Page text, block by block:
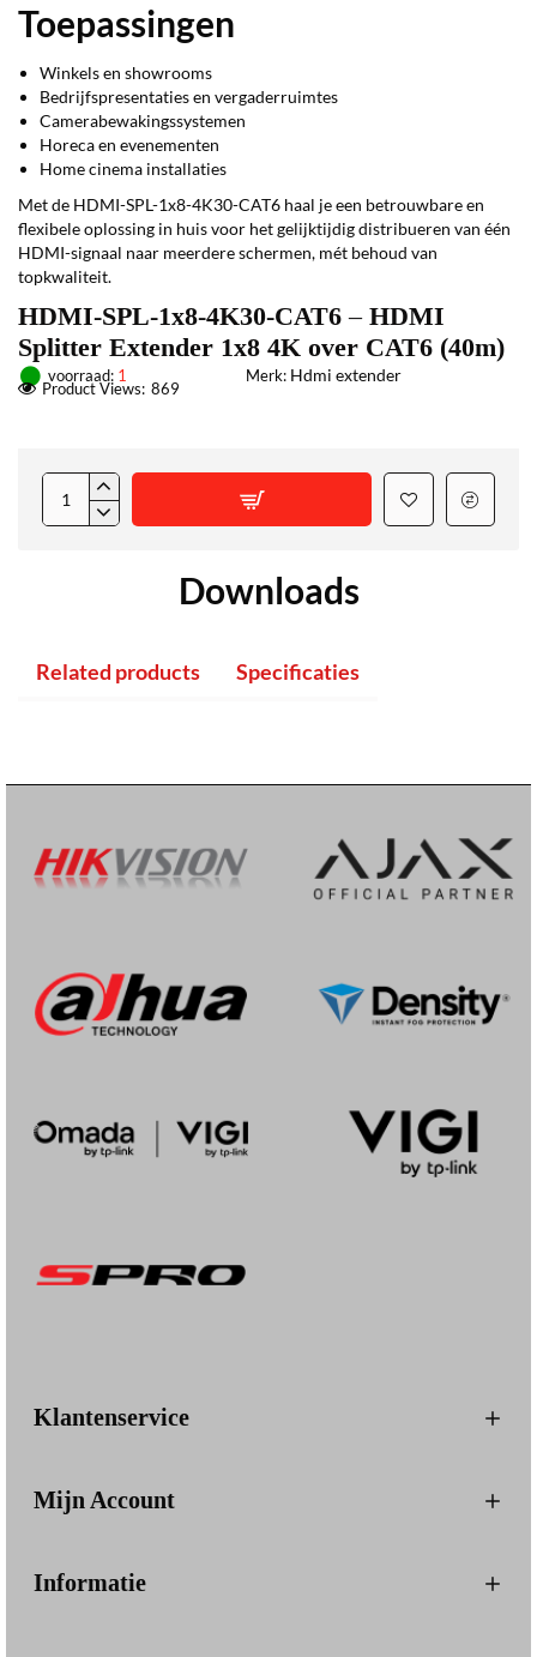
Toepassingen
Winkels en showrooms
Bedrijfspresentaties en vergaderruimtes
Camerabewakingssystemen
Horeca en evenementen
Home cinema installaties
Met de HDMI-SPL-1x8-4K30-CAT6 haal je een betrouwbare en
flexibele oplossing in huis voor het gelijktijdig distribueren van één
HDMI-signaal naar meerdere schermen, mét behoud van
topkwaliteit.
HDMI-SPL-1x8-4K30-CAT6 – HDMI
Splitter Extender 1x8 4K over CAT6 (40m)
voorraad: 1 Merk: Hdmi extender
Product Views: 869
Downloads
Related products Specificaties
Klantenservice
Mijn Account
Informatie